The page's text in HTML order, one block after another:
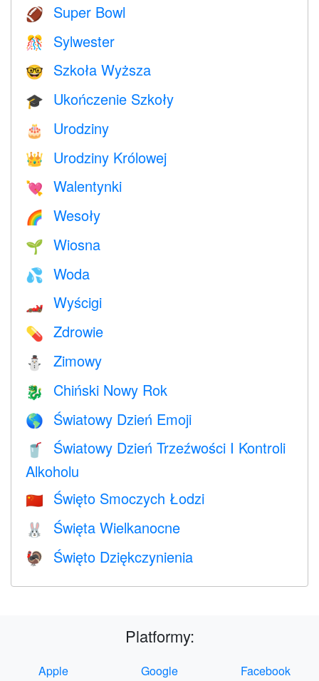
🏈 Super Bowl
🎊 Sylwester
🤓 Szkoła Wyższa
🎓 Ukończenie Szkoły
🎂 Urodziny
👑 Urodziny Królowej
💘 Walentynki
🌈 Wesoły
🌱 Wiosna
💦 Woda
🏎 Wyścigi
💊 Zdrowie
⛄ Zimowy
🐉 Chiński Nowy Rok
🌎 Światowy Dzień Emoji
🥤
Światowy Dzień Trzeźwości I Kontroli
Alkoholu
🇨🇳 Święto Smoczych Łodzi
🐰 Święta Wielkanocne
🦃 Święto Dziękczynienia
Platformy:
Apple Google
Facebook